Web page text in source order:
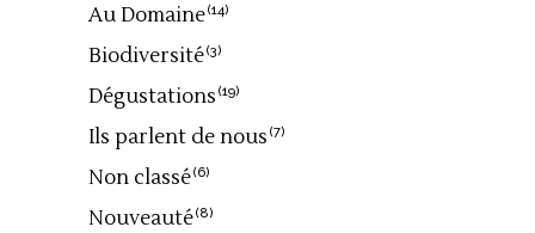
Au Domaine(14)
Biodiversité(3)
Dégustations (19)
Ils parlent de nous (7)
Non classé(6)
Nouveauté(8)